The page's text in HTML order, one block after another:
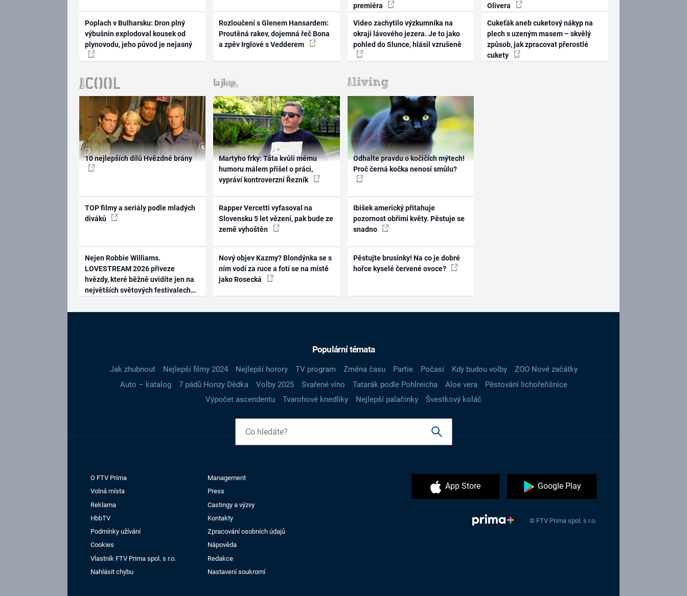
Poplach v Bulharsku: Dron plný
výbušnin explodoval kousek od
plynovodu, jeho původ je nejasný
Rozloučení s Glenem Hansardem:
Proutěná rakev, dojemná řeč Bona
a zpěv Irglové s Vedderem
premiéra
Video zachytilo výzkumníka na
okraji lávového jezera. Je to jako
pohled do Slunce, hlásil vzrušeně
Olivera
Cukeťák aneb cuketový nákyp na
plech s uzeným masem – skvělý
způsob, jak zpracovat přerostlé
cukety
10 nejlepších dílů Hvězdné brány
TOP filmy a seriály podle mladých
diváků
Nejen Robbie Williams.
LOVESTREAM 2026 přiveze
hvězdy, které běžně uvidíte jen na
největších světových festivalech
Martyho frky: Táta kvůli mému
humoru málem přišel o práci,
vypráví kontroverzní Řezník
Rapper Vercetti vyfasoval na
Slovensku 5 let vězení, pak bude ze
země vyhoštěn
Nový objev Kazmy? Blondýnka se s
ním vodí za ruce a fotí se na místě
jako Rosecká
Odhalte pravdu o kočičích mýtech!
Proč černá kočka nenosí smůlu?
Ibišek americký přitahuje
pozornost obřími květy. Pěstuje se
snadno
Pěstujte brusinky! Na co je dobré
hořce kyselé červené ovoce?
Populární témata
Jak zhubnout Nejlepší filmy 2024 Nejlepší horory TV program Změna času Partie Počasí Kdy budou volby
ZOO Nové začátky
Auto – katalog
7 pádů Honzy Dědka Volby 2025 Svařené víno Tatarák podle Pohlreicha Aloe vera
Pěstování lichořeřišnice
Výpočet ascendentu
Tvarohové knedlíky Nejlepší palačinky Švestkový koláč
O FTV Prima
Management
Volná místa
Press
Reklama
Castingy a výzvy
HbbTV
Kontakty
Podmínky užívání
Zpracování osobních údajů
Cookies
Nápověda
Vlastník FTV Prima spol. s r.o.
Redakce
Nahlásit chybu
Nastavení soukromí
App Store Google Play
© FTV Prima spol. s r.o.